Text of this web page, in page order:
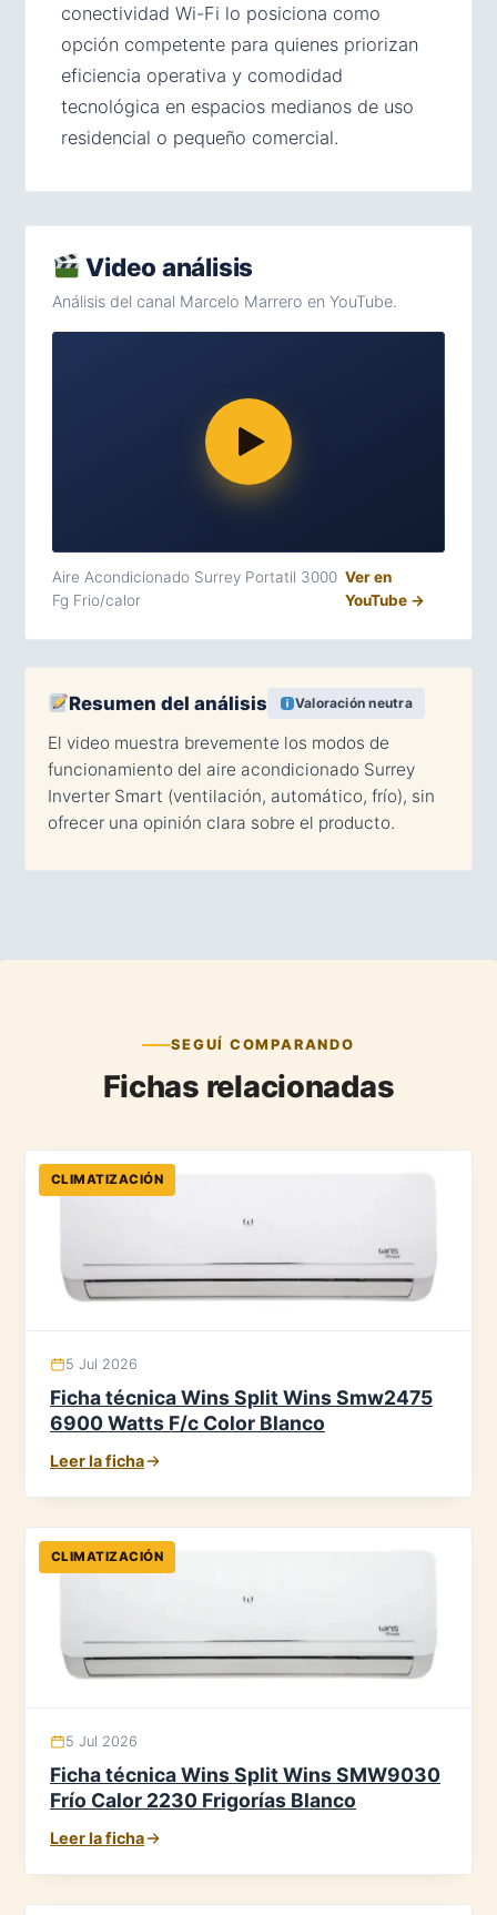
conectividad Wi-Fi lo posiciona como
opción competente para quienes priorizan
eficiencia operativa y comodidad
tecnológica en espacios medianos de uso
residencial o pequeño comercial.
Video análisis
Análisis del canal Marcelo Marrero en YouTube.
Aire Acondicionado Surrey Portatil 3000
Fg Frio/calor
Ver en
YouTube →
Resumen del análisis Valoración neutra
El video muestra brevemente los modos de
funcionamiento del aire acondicionado Surrey
Inverter Smart (ventilación, automático, frío), sin
ofrecer una opinión clara sobre el producto.
SEGUÍ COMPARANDO
Fichas relacionadas
CLIMATIZACIÓN
5 Jul 2026
Ficha técnica Wins Split Wins Smw2475
6900 Watts F/c Color Blanco
Leer la ficha
CLIMATIZACIÓN
5 Jul 2026
Ficha técnica Wins Split Wins SMW9030
Frío Calor 2230 Frigorías Blanco
Leer la ficha